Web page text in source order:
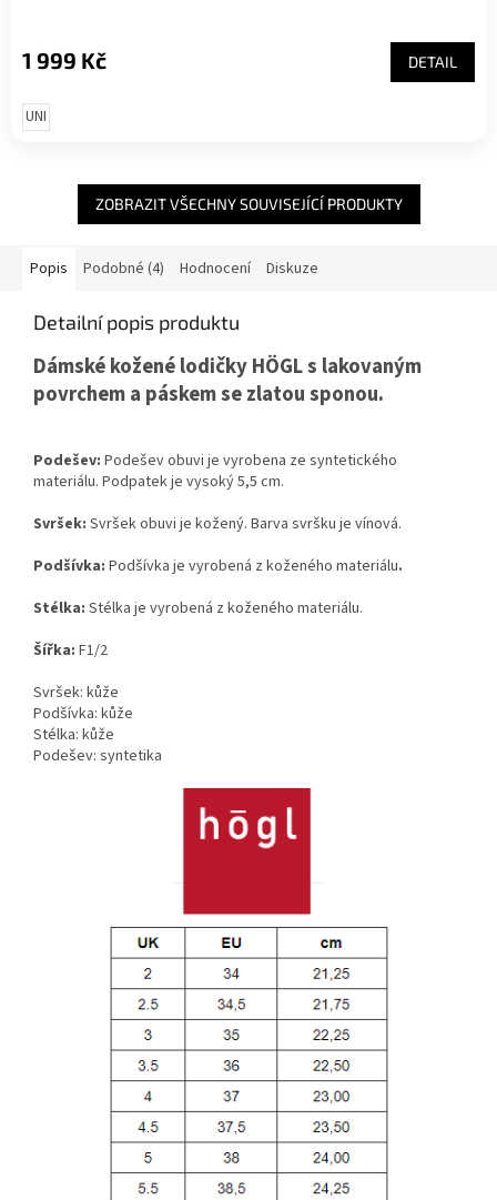
1 999 Kč DETAIL
UNI
ZOBRAZIT VŠECHNY SOUVISEJÍCÍ PRODUKTY
Popis Podobné (4) Hodnocení Diskuze
Detailní popis produktu
Dámské kožené lodičky HÖGL s lakovaným
povrchem a páskem se zlatou sponou.
Podešev: Podešev obuvi je vyrobena ze syntetického
materiálu. Podpatek je vysoký 5,5 cm.
Svršek: Svršek obuvi je kožený. Barva svršku je vínová.
Podšívka: Podšívka je vyrobená z koženého materiálu.
Stélka: Stélka je vyrobená z koženého materiálu.
Šířka: F1/2
Svršek: kůže
Podšívka: kůže
Stélka: kůže
Podešev: syntetika